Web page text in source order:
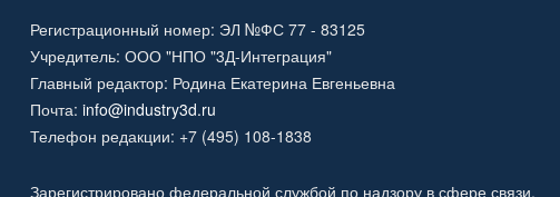
Регистрационный номер: ЭЛ №ФС 77 - 83125
Учредитель: ООО "НПО "3Д-Интеграция"
Главный редактор: Родина Екатерина Евгеньевна
Почта: info@industry3d.ru
Телефон редакции: +7 (495) 108-1838
Зарегистрировано федеральной службой по надзору в сфере связи,